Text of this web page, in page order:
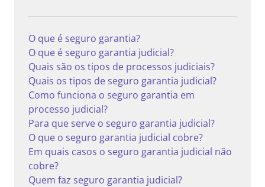
O que é seguro garantia?
O que é seguro garantia judicial?
Quais são os tipos de processos judiciais?
Quais os tipos de seguro garantia judicial?
Como funciona o seguro garantia em
processo judicial?
Para que serve o seguro garantia judicial?
O que o seguro garantia judicial cobre?
Em quais casos o seguro garantia judicial não
cobre?
Quem faz seguro garantia judicial?